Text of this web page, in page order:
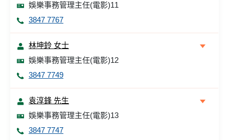
娛樂事務管理主任(電影)11
3847 7767
林坤鈴 女士
娛樂事務管理主任(電影)12
3847 7749
袁淳鋒 先生
娛樂事務管理主任(電影)13
3847 7747